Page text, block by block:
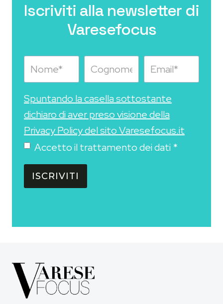
Iscriviti alla newsletter di
Varesefocus
Spuntando la casella sottostante
dichiaro di aver preso visione della
Privacy Policy del sito Varesefocus.it
Accetto il trattamento dei dati *
ISCRIVITI